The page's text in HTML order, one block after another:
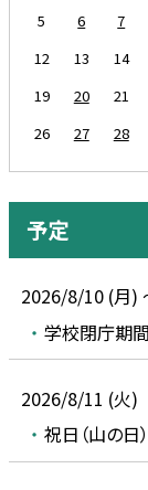
5
6 7
12
13 14
19
20 21
26
27 28
予定
2026/8/10 (月)
学校閉庁期間
2026/8/11 (火)
祝日（山の日）